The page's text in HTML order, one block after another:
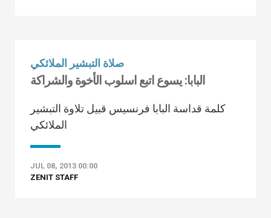
صلاة التبشير الملائكي
البابا: يسوع اتبع اسلوب الأخوة والشراكة
كلمة قداسة البابا فرنسيس قبيل تلاوة التبشير
الملائكي
JUL 08, 2013 00:00
ZENIT STAFF